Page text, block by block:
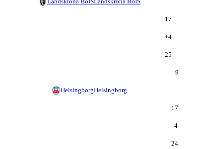
17
+4
25
9
HelsingborgHelsingborg
17
-4
24